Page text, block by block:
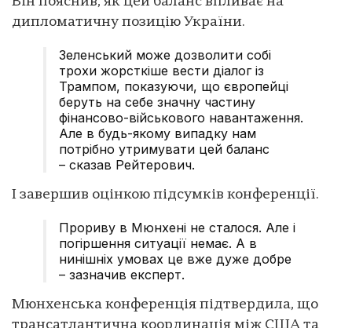
дипломатичну позицію України.
Зеленський може дозволити собі
трохи жорсткіше вести діалог із
Трампом, показуючи, що європейці
беруть на себе значну частину
фінансово-військового навантаження.
Але в будь-якому випадку нам
потрібно утримувати цей баланс
– сказав Рейтерович.
І завершив оцінкою підсумків конференції.
Прориву в Мюнхені не сталося. Але і
погіршення ситуації немає. А в
нинішніх умовах це вже дуже добре
– зазначив експерт.
Мюнхенська конференція підтвердила, що